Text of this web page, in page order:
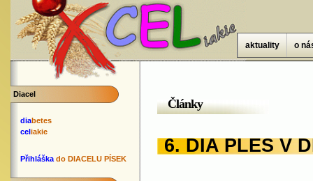
aktuality o
Diacel
diabetes
celiakie
Přihláška do DIACELU PÍSEK
Články
6. DIA PLES V